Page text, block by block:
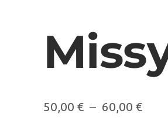
50,00 € – 60,00 €